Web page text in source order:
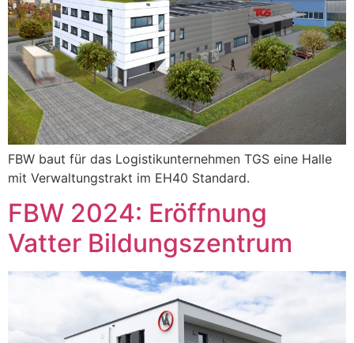
FBW baut für das Logistikunternehmen TGS eine Halle
mit Verwaltungstrakt im EH40 Standard.
FBW 2024: Eröffnung
Vatter Bildungszentrum